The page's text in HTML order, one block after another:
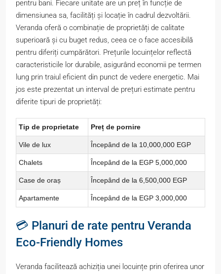
pentru bani. Fiecare unitate are un preț în funcție de
dimensiunea sa, facilități și locație în cadrul dezvoltării.
Veranda oferă o combinație de proprietăți de calitate
superioară și cu buget redus, ceea ce o face accesibilă
pentru diferiți cumpărători. Prețurile locuințelor reflectă
caracteristicile lor durabile, asigurând economii pe termen
lung prin traiul eficient din punct de vedere energetic. Mai
jos este prezentat un interval de prețuri estimate pentru
diferite tipuri de proprietăți:
Tip de proprietate Preț de pornire
Vile de lux Începând de la 10,000,000 EGP
Chalets Începând de la EGP 5,000,000
Case de oraș Începând de la 6,500,000 EGP
Apartamente Începând de la EGP 3,000,000
💳 Planuri de rate pentru Veranda
Eco-Friendly Homes
Veranda facilitează achiziția unei locuințe prin oferirea unor